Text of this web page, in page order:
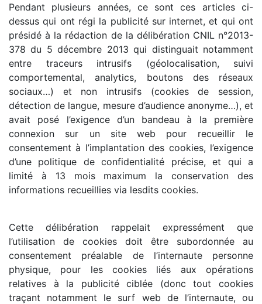
Pendant plusieurs années, ce sont ces articles ci-
dessus qui ont régi la publicité sur internet, et qui ont
présidé à la rédaction de la délibération CNIL n°2013-
378 du 5 décembre 2013 qui distinguait notamment
entre traceurs intrusifs (géolocalisation, suivi
comportemental, analytics, boutons des réseaux
sociaux…) et non intrusifs (cookies de session,
détection de langue, mesure d’audience anonyme…), et
avait posé l’exigence d’un bandeau à la première
connexion sur un site web pour recueillir le
consentement à l’implantation des cookies, l’exigence
d’une politique de confidentialité précise, et qui a
limité à 13 mois maximum la conservation des
informations recueillies via lesdits cookies.
Cette délibération rappelait expressément que
l’utilisation de cookies doit être subordonnée au
consentement préalable de l’internaute personne
physique, pour les cookies liés aux opérations
relatives à la publicité ciblée (donc tout cookies
traçant notamment le surf web de l’internaute, ou